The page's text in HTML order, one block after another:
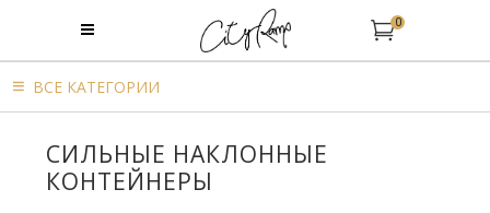
0
BСЕ КАТЕГОРИИ
CИЛЬНЫЕ НАКЛОННЫЕ
КОНТЕЙНЕРЫ